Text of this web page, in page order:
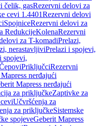
čelik, gasRezervni delovi za
cevi 1.4401Rezervni delovi
SpojniceRezervni delovi za
RedukcijeKolenaRezervni
za T-komadiPrelazi,
nerastavljiviPrelazi i spojevi,
spojevi,
PriključciRezervni
nerđajući
Mapress nerđajući
za priključkeZaptivke za
Učvršćenja za
za priključkeSistemske
spojeveGeberit Mapress